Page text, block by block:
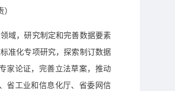
域，研究制定和完善数据要素
准化专项研究，探索制订数据
家论证，完善立法草案，推动
省工业和信息化厅、省委网信